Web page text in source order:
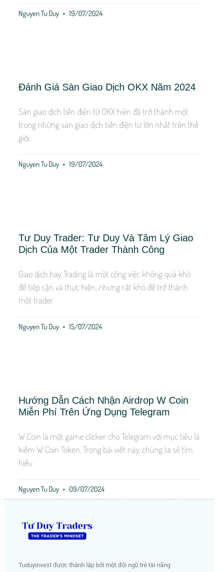
Nguyen Tu Duy 19/07/2024
Đánh Giá Sàn Giao Dịch OKX Năm 2024
Sàn giao dịch tiền điện tử OKX hiện đã trở thành một
trong những sàn giao dịch tiền điện tử lớn nhất trên thế
giới.
Nguyen Tu Duy 19/07/2024
Tư Duy Trader: Tư Duy Và Tâm Lý Giao
Dịch Của Một Trader Thành Công
Giao dịch hay Trading là một công việc không quá khó
để tiếp cận và thực hiện, nhưng rất khó để trở thành
một trader
Nguyen Tu Duy 15/07/2024
Hướng Dẫn Cách Nhận Airdrop W Coin
Miễn Phí Trên Ứng Dụng Telegram
W Coin là một game clicker cho Telegram với mục tiêu là
kiếm W Coin Token. Trong bài viết này, chúng ta sẽ tìm
hiểu
Nguyen Tu Duy 09/07/2024
Tuduyinvest được thành lập bởi một đội ngũ trẻ tài năng